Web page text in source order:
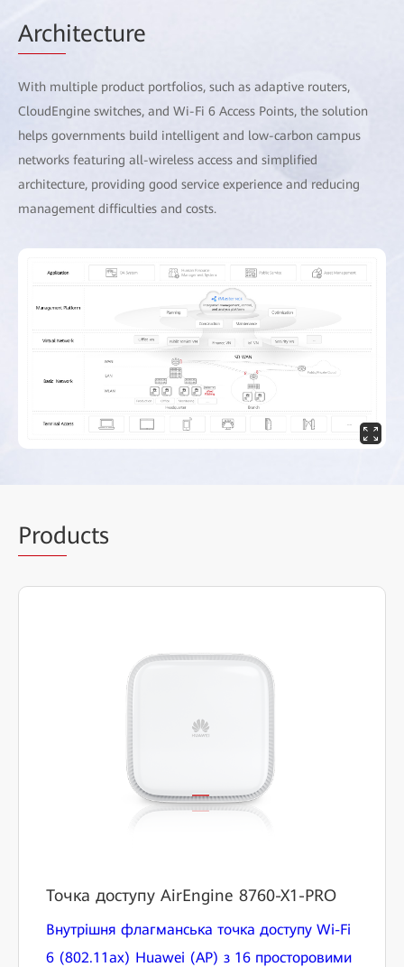
Architecture
With multiple product portfolios, such as adaptive routers,
CloudEngine switches, and Wi-Fi 6 Access Points, the solution
helps governments build intelligent and low-carbon campus
networks featuring all-wireless access and simplified
architecture, providing good service experience and reducing
management difficulties and costs.
Products
Точка доступу AirEngine 8760-X1-PRO
Внутрішня флагманська точка доступу Wi-Fi
6 (802.11ax) Huawei (AP) з 16 просторовими